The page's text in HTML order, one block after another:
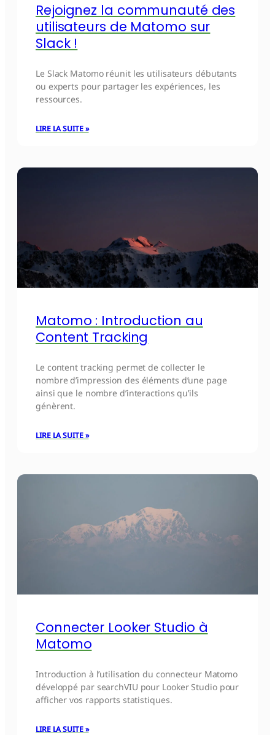
Rejoignez la communauté des
utilisateurs de Matomo sur
Slack !
Le Slack Matomo réunit les utilisateurs débutants
ou experts pour partager les expériences, les
ressources.
LIRE LA SUITE »
Matomo : Introduction au
Content Tracking
Le content tracking permet de collecter le
nombre d’impression des éléments d’une page
ainsi que le nombre d’interactions qu’ils
génèrent.
LIRE LA SUITE »
Connecter Looker Studio à
Matomo
Introduction à l’utilisation du connecteur Matomo
développé par searchVIU pour Looker Studio pour
afficher vos rapports statistiques.
LIRE LA SUITE »